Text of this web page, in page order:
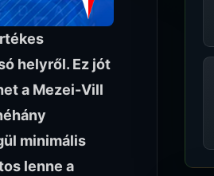
helyről. Ez jót
a Mezei-Vill
minimális
lenne a